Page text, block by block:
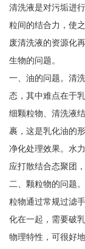
清洗液是对污垢进
粒间的结合力，使
废清洗液的资源化
生物的问题。
一、油的问题。清
态，其中难点在于
细颗粒物、清洗液
裹，这是乳化油的
净化处理效果。水
应打散结合态聚团
二、颗粒物的问题
粒物通过常规过滤
化在一起，需要破
物理特性，可很好